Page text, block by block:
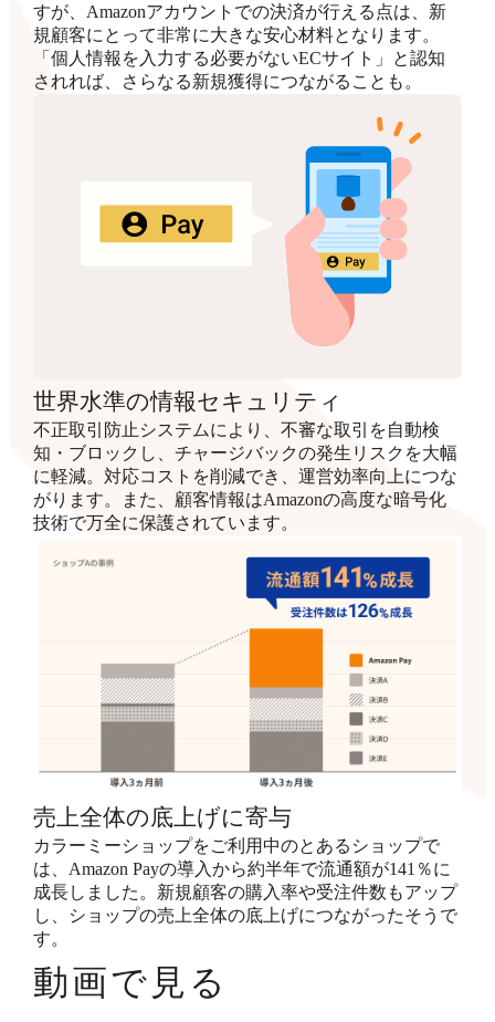
すが、Amazonアカウントでの決済が行える点は、新
規顧客にとって非常に大きな安心材料となります。
「個人情報を入力する必要がないECサイト」と認知
されれば、さらなる新規獲得につながることも。
世界水準の情報セキュリティ
不正取引防止システムにより、不審な取引を自動検
知・ブロックし、チャージバックの発生リスクを大幅
に軽減。対応コストを削減でき、運営効率向上につな
がります。また、顧客情報はAmazonの高度な暗号化
技術で万全に保護されています。
売上全体の底上げに寄与
カラーミーショップをご利用中のとあるショップで
は、Amazon Payの導入から約半年で流通額が141％に
成長しました。新規顧客の購入率や受注件数もアップ
し、ショップの売上全体の底上げにつながったそうで
す。
動画で見る